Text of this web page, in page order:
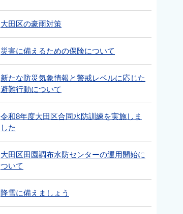
大田区の豪雨対策
災害に備えるための保険について
新たな防災気象情報と警戒レベルに応じた
避難行動について
令和8年度大田区合同水防訓練を実施しま
した
大田区田園調布水防センターの運用開始に
ついて
降雪に備えましょう